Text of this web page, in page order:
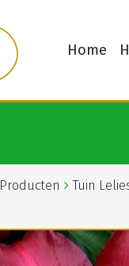
Home
Producten Tuin